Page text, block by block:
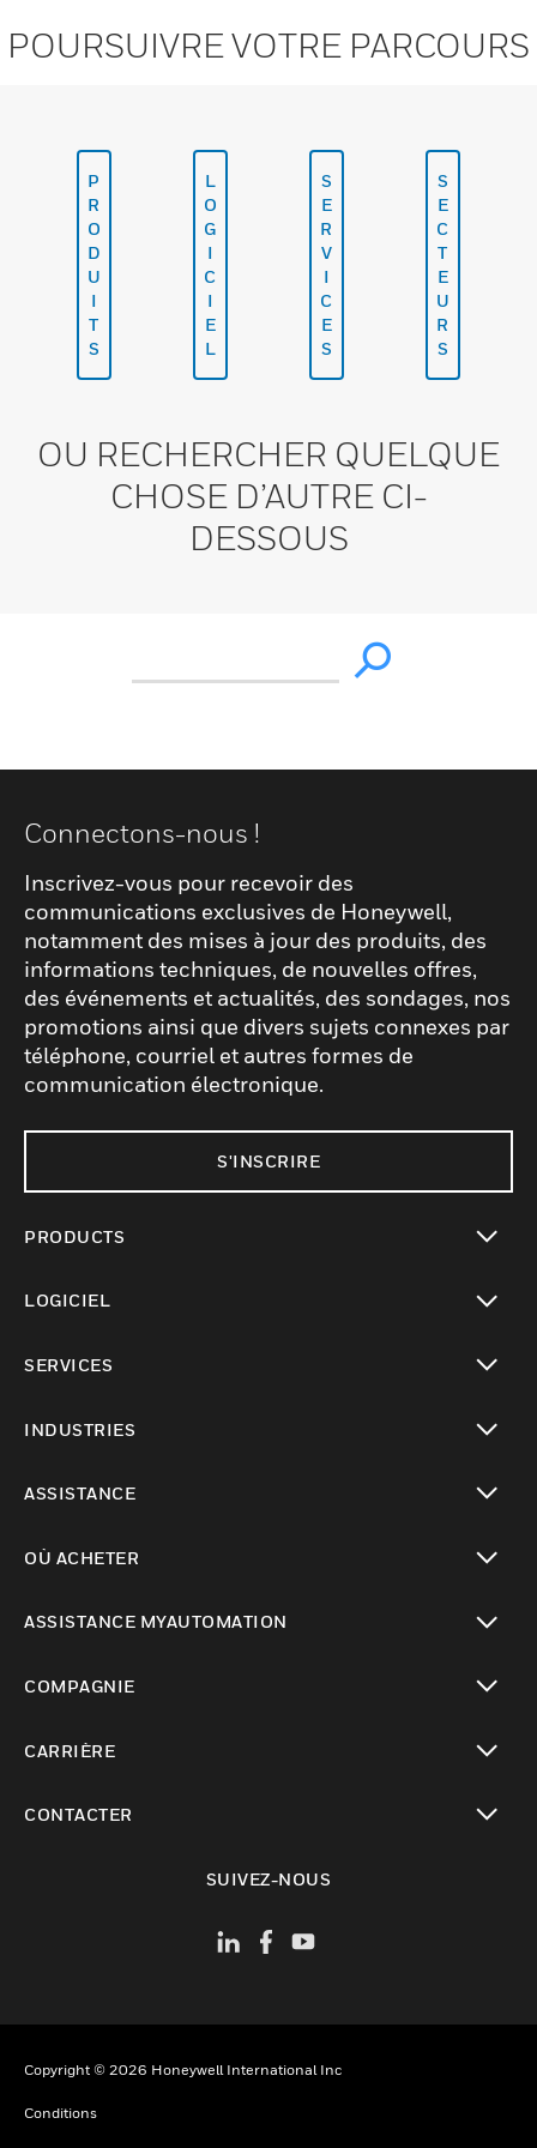
POURSUIVRE VOTRE PARCOURS
P
R
O
D
U
I
T
S
L
O
G
I
C
I
E
L
S
E
R
V
I
C
E
S
S
E
C
T
E
U
R
S
OU RECHERCHER QUELQUE
CHOSE D’AUTRE CI-
DESSOUS
Connectons-nous !
Inscrivez-vous pour recevoir des
communications exclusives de Honeywell,
notamment des mises à jour des produits, des
informations techniques, de nouvelles offres,
des événements et actualités, des sondages, nos
promotions ainsi que divers sujets connexes par
téléphone, courriel et autres formes de
communication électronique.
S'INSCRIRE
PRODUCTS
LOGICIEL
SERVICES
INDUSTRIES
ASSISTANCE
OÙ ACHETER
ASSISTANCE MYAUTOMATION
COMPAGNIE
CARRIÈRE
CONTACTER
SUIVEZ-NOUS
Copyright © 2026 Honeywell International Inc
Conditions